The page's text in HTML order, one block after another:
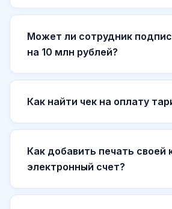
Может ли сотрудник
на 10 млн рублей?
Как найти чек на оплату
Как добавить печать своей
электронный счет?